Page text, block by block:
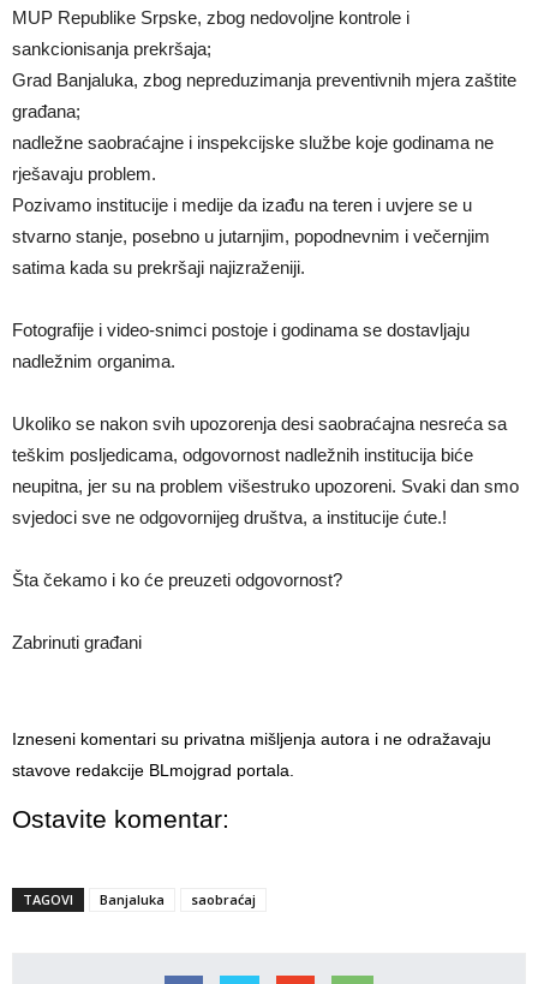
MUP Republike Srpske, zbog nedovoljne kontrole i
sankcionisanja prekršaja;
Grad Banjaluka, zbog nepreduzimanja preventivnih mjera zaštite
građana;
nadležne saobraćajne i inspekcijske službe koje godinama ne
rješavaju problem.
Pozivamo institucije i medije da izađu na teren i uvjere se u
stvarno stanje, posebno u jutarnjim, popodnevnim i večernjim
satima kada su prekršaji najizraženiji.
Fotografije i video-snimci postoje i godinama se dostavljaju
nadležnim organima.
Ukoliko se nakon svih upozorenja desi saobraćajna nesreća sa
teškim posljedicama, odgovornost nadležnih institucija biće
neupitna, jer su na problem višestruko upozoreni. Svaki dan smo
svjedoci sve ne odgovornijeg društva, a institucije ćute.!
Šta čekamo i ko će preuzeti odgovornost?
Zabrinuti građani
Izneseni komentari su privatna mišljenja autora i ne odražavaju
stavove redakcije BLmojgrad portala.
Ostavite komentar:
TAGOVI Banjaluka saobraćaj